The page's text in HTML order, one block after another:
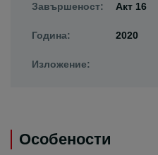
Завършеност: Акт 16
Година: 2020
Изложение:
Особености